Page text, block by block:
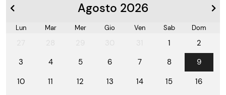
Agosto 2026
Lun Mar Mer Gio Ven Sab Dom
1
2
3
4 5 6 7 8
9
10
11 12 13 14 15
16